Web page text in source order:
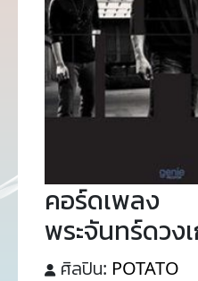
คอร์ดเพลง
พระจันทร์ดวง
ศิลปิน: POTATO